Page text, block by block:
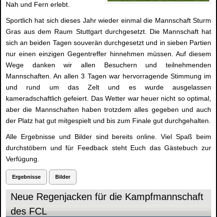
Nah und Fern erlebt.
Sportlich hat sich dieses Jahr wieder einmal die Mannschaft Sturm
Gras aus dem Raum Stuttgart durchgesetzt. Die Mannschaft hat
sich an beiden Tagen souverän durchgesetzt und in sieben Partien
nur einen einzigen Gegentreffer hinnehmen müssen. Auf diesem
Wege danken wir allen Besuchern und teilnehmenden
Mannschaften. An allen 3 Tagen war hervorragende Stimmung im
und rund um das Zelt und es wurde ausgelassen
kameradschaftlich gefeiert. Das Wetter war heuer nicht so optimal,
aber die Mannschaften haben trotzdem alles gegeben und auch
der Platz hat gut mitgespielt und bis zum Finale gut durchgehalten.
Alle Ergebnisse und Bilder sind bereits online. Viel Spaß beim
durchstöbern und für Feedback steht Euch das Gästebuch zur
Verfügung.
Ergebnisse Bilder
Neue Regenjacken für die Kampfmannschaft
des FCL